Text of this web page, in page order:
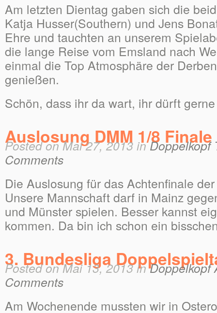
Am letzten Dientag gaben sich die
Katja Husser(Southern) und Jens
Ehre und tauchten an unserem
die lange Reise vom Emsland nach
einmal die Top Atmosphäre der
genießen.
Schön, dass ihr da wart, ihr dürft
Auslosung DMM 1/8 Finale
Posted on Mai 27, 2013 inDoppelkopf
Comments
Die Auslosung für das Achtenfinale
Unsere Mannschaft darf in Mainz
und Münster spielen. Besser kannst
kommen. Da bin ich schon ein
3. Bundesliga
Posted on Mai 13, 2013 inDoppelkopf
Comments
Am Wochenende mussten wir in